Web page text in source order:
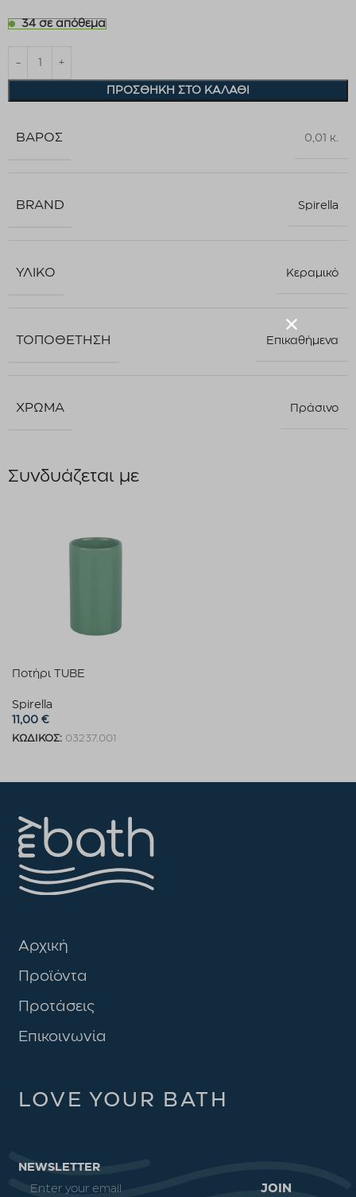
34 σε απόθεμα
ΠΡΟΣΘΉΚΗ ΣΤΟ ΚΑΛΆΘΙ
ΒΆΡΟΣ 0,01 κ.
BRAND Spirella
ΥΛΙΚΌ Κεραμικό
ΤΟΠΟΘΈΤΗΣΗ Επικαθήμενα
ΧΡΏΜΑ Πράσινο
Συνδυάζεται με
Ποτήρι TUBE
Spirella
11,00 €
ΚΩΔΙΚΟΣ: 03237.001
Αρχική
Προϊόντα
Προτάσεις
Επικοινωνία
LOVE YOUR BATH
NEWSLETTER
JOIN